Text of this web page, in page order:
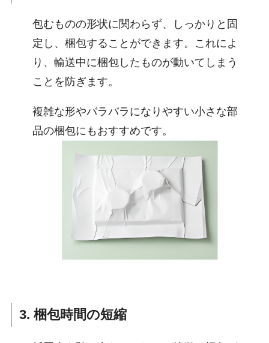
包むものの形状に関わらず、しっかりと固
定し、梱包することができます。これによ
り、輸送中に梱包したものが動いてしまう
ことを防ぎます。
複雑な形やバラバラになりやすい小さな部
品の梱包にもおすすめです。
3. 梱包時間の短縮